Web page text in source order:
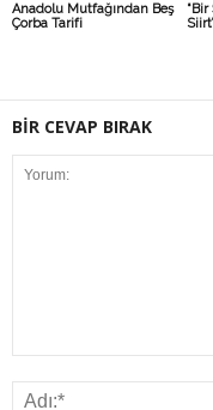
Anadolu Mutfağından Beş
Çorba Tarifi
BİR CEVAP BIRAK